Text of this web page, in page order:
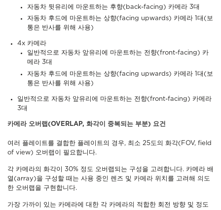
자동차 뒷유리에 마운트하는 후향(back-facing) 카메라 3대
자동차 후드에 마운트하는 상향(facing upwards) 카메라 1대(보
통은 반사를 위해 사용)
4x 카메라
일반적으로 자동차 앞유리에 마운트하는 전향(front-facing) 카
메라 3대
자동차 후드에 마운트하는 상향(facing upwards) 카메라 1대(보
통은 반사를 위해 사용)
일반적으로 자동차 앞유리에 마운트하는 전향(front-facing) 카메라
3대
카메라 오버랩(OVERLAP, 화각이 중복되는 부분) 요건
여러 플레이트를 결합한 플레이트의 경우, 최소 25도의 화각(FOV, field
of view) 오버랩이 필요합니다.
각 카메라의 화각이 30% 정도 오버랩되는 구성을 고려합니다. 카메라 배
열(array)을 구성할 때는 사용 중인 렌즈 및 카메라 위치를 고려해 의도
한 오버랩을 구현합니다.
가장 가까이 있는 카메라에 대한 각 카메라의 적합한 회전 방향 및 정도